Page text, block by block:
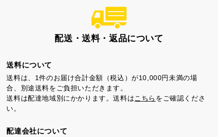
カステラ詰合せ
（五三・ハニー・静岡
茶）
配送・送料・返品について
送料について
送料は、1件のお届け合計金額（税込）が10,000円未満の場
合、別途送料をご負担いただきます。
送料は配達地域別にかかります。送料はこちら をご確認くださ
い。
配達会社について